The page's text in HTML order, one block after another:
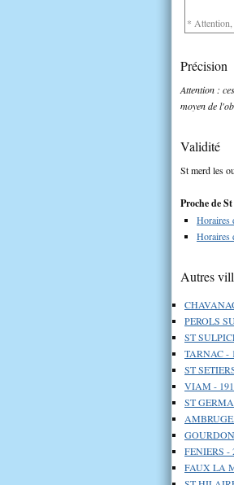
* Attention,
Précision
Attention :
moyen de
Validité
St merd les
Proche de
Horaires
Horaires
Autres
PEROLS
ST
TARNAC -
ST
VIAM -
ST
FENIERS -
FAUX LA